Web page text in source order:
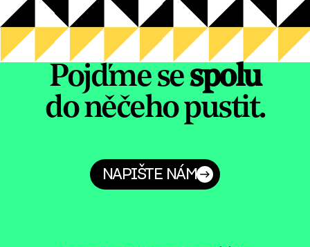
Pojďme sespolu
do něčeho pustit.
NAPIŠTE NÁM